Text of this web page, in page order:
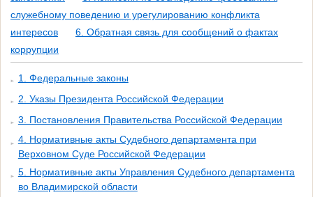
служебному поведению и урегулированию конфликта
интересов
6. Обратная связь для сообщений о фактах
коррупции
1. Федеральные законы
2. Указы Президента Российской Федерации
3. Постановления Правительства Российской Федерации
4. Нормативные акты Судебного департамента при
Верховном Суде Российской Федерации
5. Нормативные акты Управления Судебного департамента
во Владимирской области